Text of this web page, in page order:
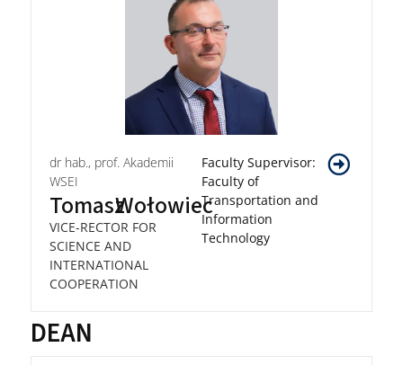
dr hab., prof. Akademii
WSEI
TomaszWołowiec
VICE-RECTOR FOR
SCIENCE AND
INTERNATIONAL
COOPERATION
Faculty Supervisor:
Faculty of
Transportation and
Information
Technology
DEAN